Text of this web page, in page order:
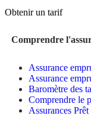
Obtenir un tarif
Comprendre
Assurance
Assurance
Baromètre des
Comprendre le
Assurances